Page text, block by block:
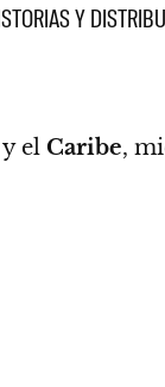
Y
y el Caribe,